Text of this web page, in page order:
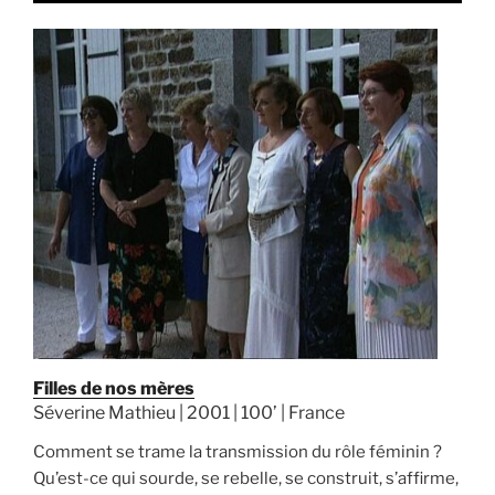
Filles de nos mères
Séverine Mathieu | 2001 | 100’ | France
Comment se trame la transmission du rôle féminin ?
Qu’est-ce qui sourde, se rebelle, se construit, s’affirme,